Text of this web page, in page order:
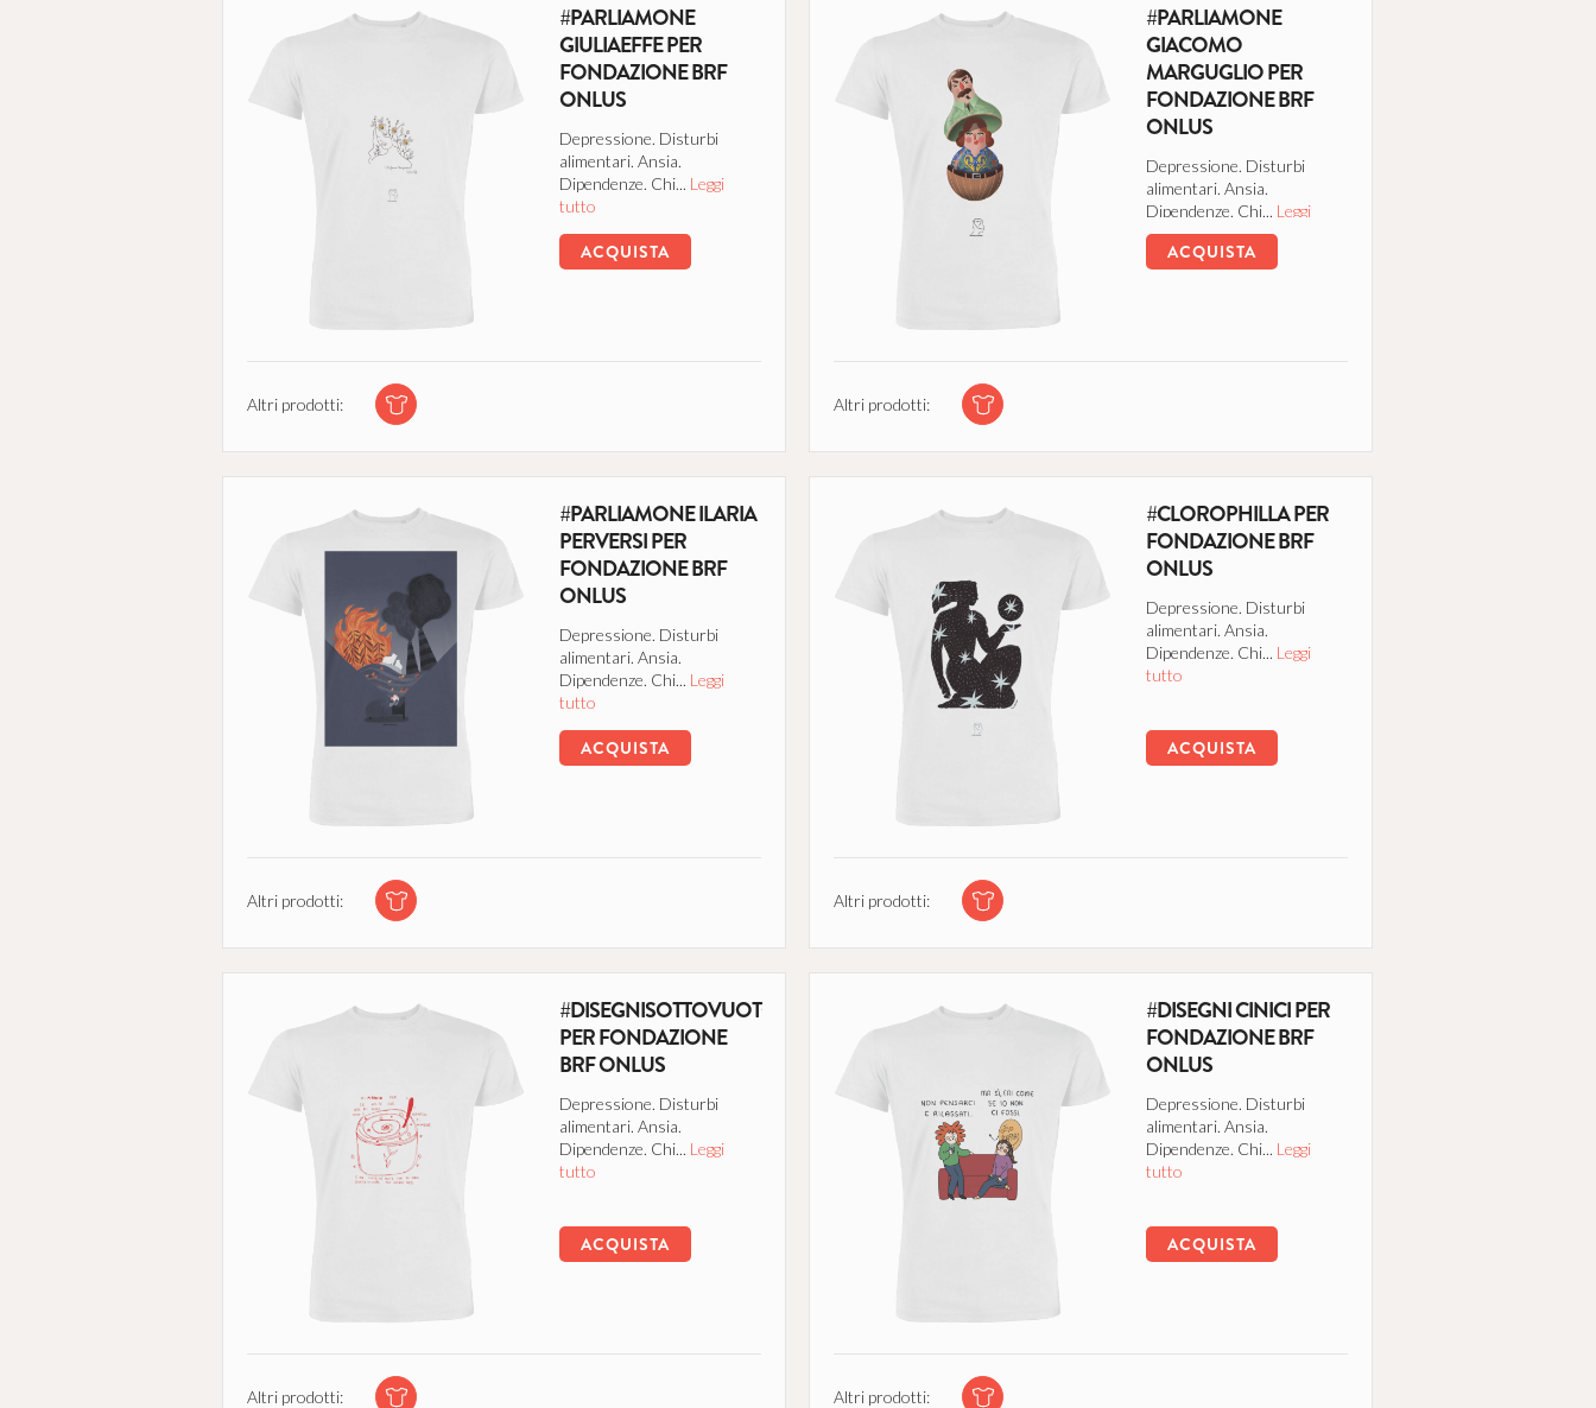
#PARLIAMONE
GIULIAEFFE PER
FONDAZIONE BRF
ONLUS
Depressione. Disturbi
alimentari. Ansia.
Dipendenze. Chi... Leggi
tutto
ACQUISTA
Altri prodotti:
#PARLIAMONE
GIACOMO
MARGUGLIO PER
FONDAZIONE BRF
ONLUS
Depressione. Disturbi
alimentari. Ansia.
Dipendenze. Chi... Leggi
tutto
ACQUISTA
Altri prodotti:
#PARLIAMONE ILARIA
PERVERSI PER
FONDAZIONE BRF
ONLUS
Depressione. Disturbi
alimentari. Ansia.
Dipendenze. Chi... Leggi
tutto
ACQUISTA
Altri prodotti:
#CLOROPHILLA PER
FONDAZIONE BRF
ONLUS
Depressione. Disturbi
alimentari. Ansia.
Dipendenze. Chi... Leggi
tutto
ACQUISTA
Altri prodotti:
#DISEGNISOTTOVUOTO
PER FONDAZIONE
BRF ONLUS
Depressione. Disturbi
alimentari. Ansia.
Dipendenze. Chi... Leggi
tutto
ACQUISTA
Altri prodotti:
#DISEGNI CINICI PER
FONDAZIONE BRF
ONLUS
Depressione. Disturbi
alimentari. Ansia.
Dipendenze. Chi... Leggi
tutto
ACQUISTA
Altri prodotti: